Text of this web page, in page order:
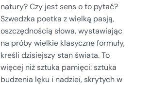
natury? Czy jest sens o to pytać?
Szwedzka poetka z wielką pasją,
oszczędnością słowa, wystawiając
na próby wielkie klasyczne formuły,
kreśli dzisiejszy stan świata. To
więcej niż sztuka pamięci: sztuka
budzenia lęku i nadziei, skrytych w